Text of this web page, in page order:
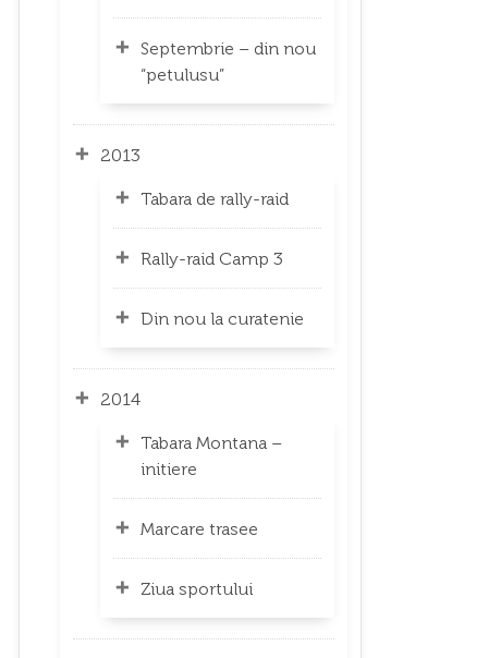
Septembrie – din nou
“petulusu”
2013
Tabara de rally-raid
Rally-raid Camp 3
Din nou la curatenie
2014
Tabara Montana –
initiere
Marcare trasee
Ziua sportului